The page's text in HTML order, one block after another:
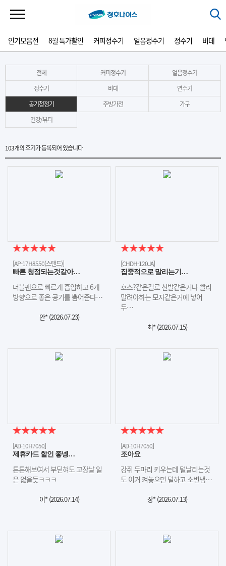
인기모음전 8월 특가할인 커피정수기 얼음정수기 정수기 비데
전체 커피정수기
얼음정수기
정수기
비데
연수기
공기청정기
주방가전
가구
건강/뷰티
103개의 후기가 등록되어 있습니다
[AP-17H8550(스탠드)]
빠른 청정되는것같아…
더블팬으로 빠르게 흡입하고 6개
방향으로 좋은 공기를 뿜어준다…
안* (2026.07.23)
[CHDH-120JA]
집중적으로 말리는기…
호스?같은걸로 신발같은거나 빨리
말려야하는 모자같은거에 넣어
두…
최* (2026.07.15)
[AD-10H7050]
제휴카드 할인 좋넹…
튼튼해보여서 부딛혀도 고장날 일
은 없을듯ㅋㅋㅋ
이* (2026.07.14)
[AD-10H7050]
조아요
강쥐 두마리 키우는데 털날리는것
도 이거 켜놓으면 덜하고 소변냄…
장* (2026.07.13)